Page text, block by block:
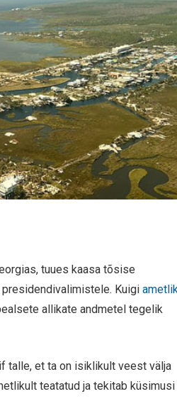
tuues kaasa tõsise
presidendivalimistele. Kuigi
allikate andmetel tegelik
talle, et ta on isiklikult veest välja
teatatud ja tekitab küsimusi